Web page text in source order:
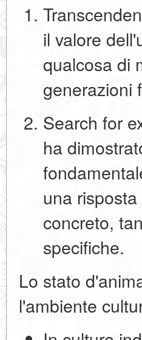
il valore
qualcosa di
generazioni
Search for
ha
una
concreto,
specifiche.
Lo stato
l'ambiente